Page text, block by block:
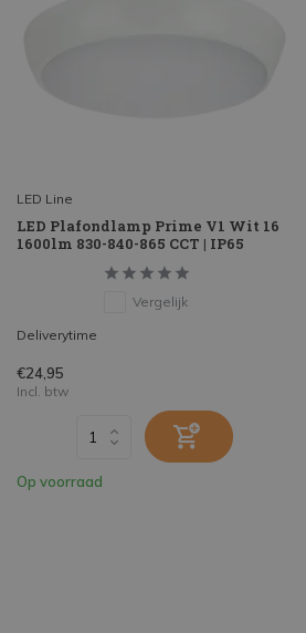
LED Line
LED Plafondlamp Prime V1 Wit 16
1600lm 830-840-865 CCT | IP65
Vergelijk
Deliverytime
€24,95
Incl. btw
Op voorraad